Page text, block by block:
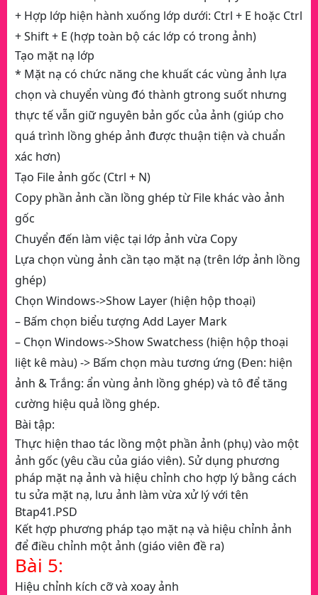
+ Hợp lớp hiện hành xuống lớp dưới: Ctrl + E hoặc Ctrl
+ Shift + E (hợp toàn bộ các lớp có trong ảnh)
Tạo mặt nạ lớp
* Mặt nạ có chức năng che khuất các vùng ảnh lựa
chọn và chuyển vùng đó thành gtrong suốt nhưng
thực tế vẫn giữ nguyên bản gốc của ảnh (giúp cho
quá trình lồng ghép ảnh được thuận tiện và chuẩn
xác hơn)
Tạo File ảnh gốc (Ctrl + N)
Copy phần ảnh cần lồng ghép từ File khác vào ảnh
gốc
Chuyển đến làm việc tại lớp ảnh vừa Copy
Lựa chọn vùng ảnh cần tạo mặt nạ (trên lớp ảnh lồng
ghép)
Chọn Windows->Show Layer (hiện hộp thoại)
– Bấm chọn biểu tượng Add Layer Mark
– Chọn Windows->Show Swatchess (hiện hộp thoại
liệt kê màu) -> Bấm chọn màu tương ứng (Đen: hiện
ảnh & Trắng: ẩn vùng ảnh lồng ghép) và tô để tăng
cường hiệu quả lồng ghép.
Bài tập:
Thực hiện thao tác lồng một phần ảnh (phụ) vào một
ảnh gốc (yêu cầu của giáo viên). Sử dụng phương
pháp mặt nạ ảnh và hiệu chỉnh cho hợp lý bằng cách
tu sửa mặt nạ, lưu ảnh làm vừa xử lý với tên
Btap41.PSD
Kết hợp phương pháp tạo mặt nạ và hiệu chỉnh ảnh
để điều chỉnh một ảnh (giáo viên đề ra)
Bài 5:
Hiệu chỉnh kích cỡ và xoay ảnh